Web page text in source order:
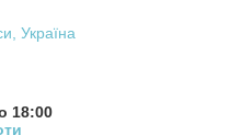
Україна
18:00